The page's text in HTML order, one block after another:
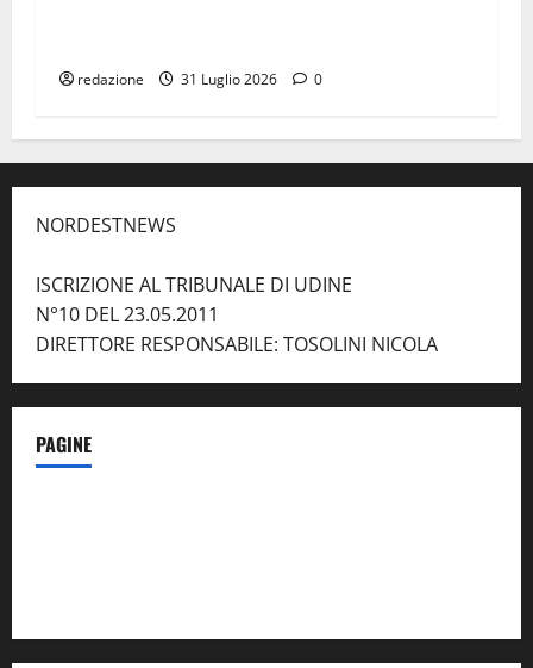
redazione 31 Luglio 2026 0
NORDESTNEWS
ISCRIZIONE AL TRIBUNALE DI UDINE
N°10 DEL 23.05.2011
DIRETTORE RESPONSABILE: TOSOLINI NICOLA
PAGINE